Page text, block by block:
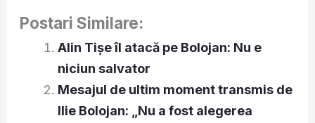
Postari Similare:
Alin Tișe îl atacă pe Bolojan: Nu e
niciun salvator
Mesajul de ultim moment transmis de
Ilie Bolojan: „Nu a fost alegerea